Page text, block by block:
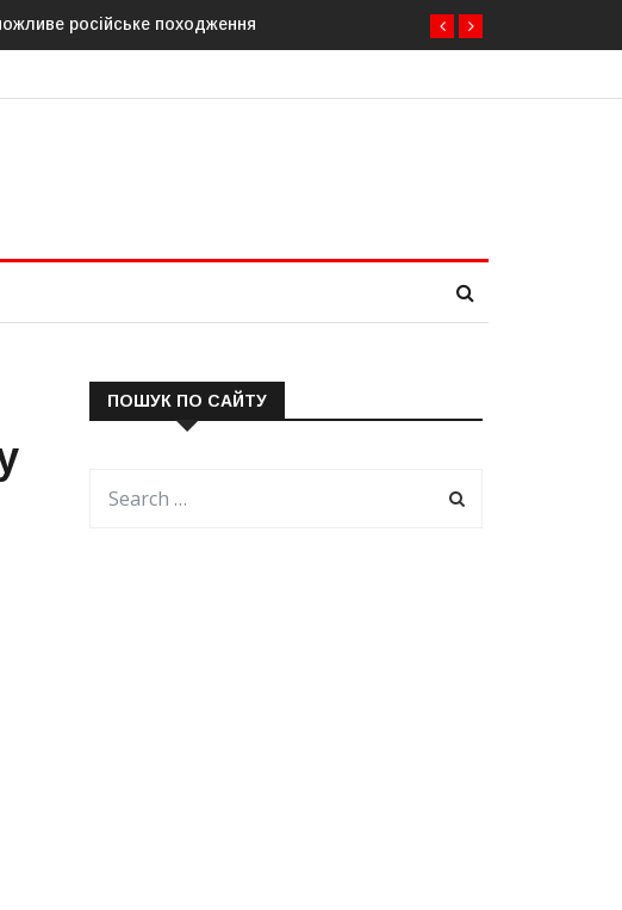
Молдові готують план дій на випадок припинення постачання газу до
ПОШУК ПО САЙТУ